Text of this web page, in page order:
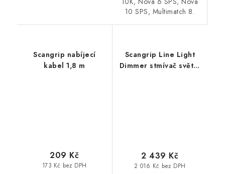
10 SPS, Multimatch 8.
Scangrip nabíjecí
kabel 1,8 m
173 Kč bez DPH
209 Kč
Scangrip Line Light
Dimmer stmívač světel
2 016 Kč bez DPH
2 439 Kč